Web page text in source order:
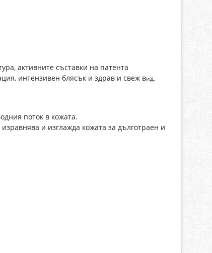
активните съставки на патента
интензивен блясък и здрав и свеж вид.
поток в кожата.
и изглажда кожата за дълготраен и